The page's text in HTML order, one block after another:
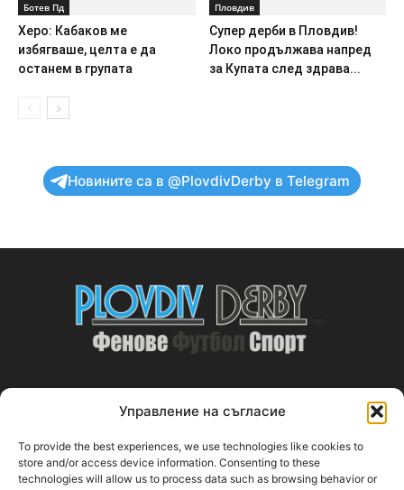
Управление на съгласие
To provide the best experiences, we use technologies like cookies to
store and/or access device information. Consenting to these
technologies will allow us to process data such as browsing behavior or
Ботев Пд
Херо: Кабаков ме
избягваше, целта е да
останем в групата
Пловдив
Супер дерби в Пловдив!
Локо продължава напред
за Купата след здрава...
Новините са в @PlovdivDerby в Telegram
ABOUT US
PlovdivDerby.com е първата пловдивска изцяло футболна
медия!